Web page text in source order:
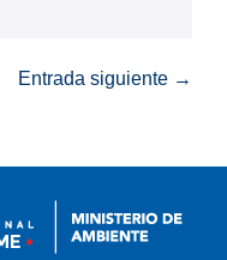
Entrada siguiente →